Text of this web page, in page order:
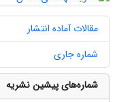
مقالات آماده انتشار
شماره جاری
شماره‌های پیشین نشریه